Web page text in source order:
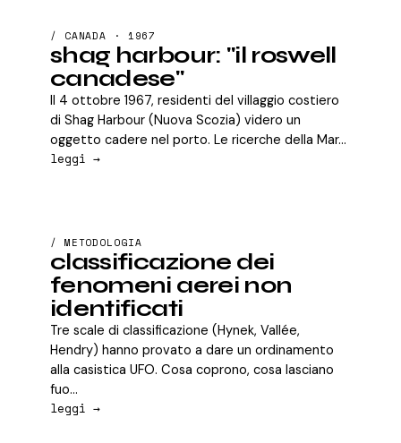
/ CANADA · 1967
shag harbour: "il roswell
canadese"
Il 4 ottobre 1967, residenti del villaggio costiero
di Shag Harbour (Nuova Scozia) videro un
oggetto cadere nel porto. Le ricerche della Mar...
leggi →
/ METODOLOGIA
classificazione dei
fenomeni aerei non
identificati
Tre scale di classificazione (Hynek, Vallée,
Hendry) hanno provato a dare un ordinamento
alla casistica UFO. Cosa coprono, cosa lasciano
fuo...
leggi →